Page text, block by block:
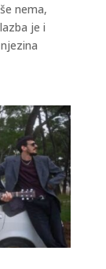
nema,
je i